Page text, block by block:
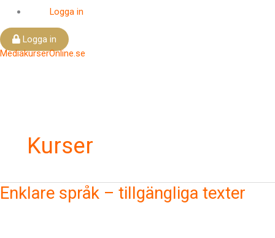
Logga in
Logga in
MediakurserOnline.se
Kurser
Enklare språk – tillgängliga texter
Enklare